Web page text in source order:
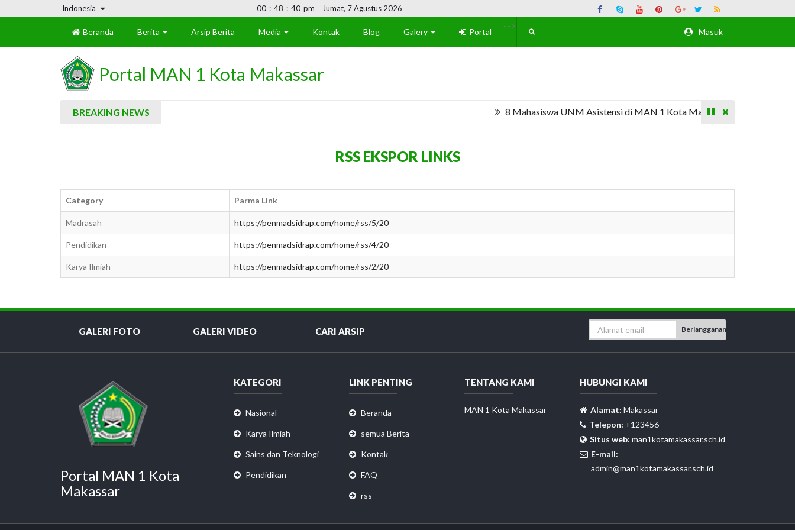
Indonesia 00 : 48 : 40 pm Jumat, 7 Agustus 2026
Beranda Berita Arsip Berita Media Kontak Blog Galery
-->
Portal Masuk
Portal MAN 1 Kota Makassar
BREAKING NEWS 8 Mahasiswa UNM Asistensi di MAN 1 Kota Makassar
RSS EKSPOR LINKS
Category Parma Link
Madrasah https://penmadsidrap.com/home/rss/5/20
Pendidikan https://penmadsidrap.com/home/rss/4/20
Karya Ilmiah https://penmadsidrap.com/home/rss/2/20
GALERI FOTO GALERI VIDEO CARI ARSIP Berlangganan
Portal MAN 1 Kota
Makassar
KATEGORI
Nasional
Karya Ilmiah
Sains dan Teknologi
Pendidikan
LINK PENTING
Beranda
semua Berita
Kontak
FAQ
rss
TENTANG KAMI
MAN 1 Kota Makassar
HUBUNGI KAMI
Alamat: Makassar
Telepon: +123456
Situs web: man1kotamakassar.sch.id
E-mail:
admin@man1kotamakassar.sch.id